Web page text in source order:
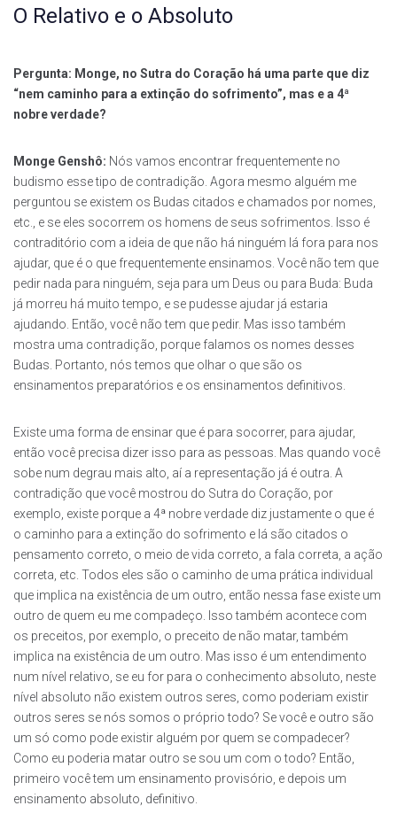
O Relativo e o Absoluto
Pergunta: Monge, no Sutra do Coração há uma parte que diz
“nem caminho para a extinção do sofrimento”, mas e a 4ª
nobre verdade?
Monge Genshô: Nós vamos encontrar frequentemente no
budismo esse tipo de contradição. Agora mesmo alguém me
perguntou se existem os Budas citados e chamados por nomes,
etc., e se eles socorrem os homens de seus sofrimentos. Isso é
contraditório com a ideia de que não há ninguém lá fora para nos
ajudar, que é o que frequentemente ensinamos. Você não tem que
pedir nada para ninguém, seja para um Deus ou para Buda: Buda
já morreu há muito tempo, e se pudesse ajudar já estaria
ajudando. Então, você não tem que pedir. Mas isso também
mostra uma contradição, porque falamos os nomes desses
Budas. Portanto, nós temos que olhar o que são os
ensinamentos preparatórios e os ensinamentos definitivos.
Existe uma forma de ensinar que é para socorrer, para ajudar,
então você precisa dizer isso para as pessoas. Mas quando você
sobe num degrau mais alto, aí a representação já é outra. A
contradição que você mostrou do Sutra do Coração, por
exemplo, existe porque a 4ª nobre verdade diz justamente o que é
o caminho para a extinção do sofrimento e lá são citados o
pensamento correto, o meio de vida correto, a fala correta, a ação
correta, etc. Todos eles são o caminho de uma prática individual
que implica na existência de um outro, então nessa fase existe um
outro de quem eu me compadeço. Isso também acontece com
os preceitos, por exemplo, o preceito de não matar, também
implica na existência de um outro. Mas isso é um entendimento
num nível relativo, se eu for para o conhecimento absoluto, neste
nível absoluto não existem outros seres, como poderiam existir
outros seres se nós somos o próprio todo? Se você e outro são
um só como pode existir alguém por quem se compadecer?
Como eu poderia matar outro se sou um com o todo? Então,
primeiro você tem um ensinamento provisório, e depois um
ensinamento absoluto, definitivo.